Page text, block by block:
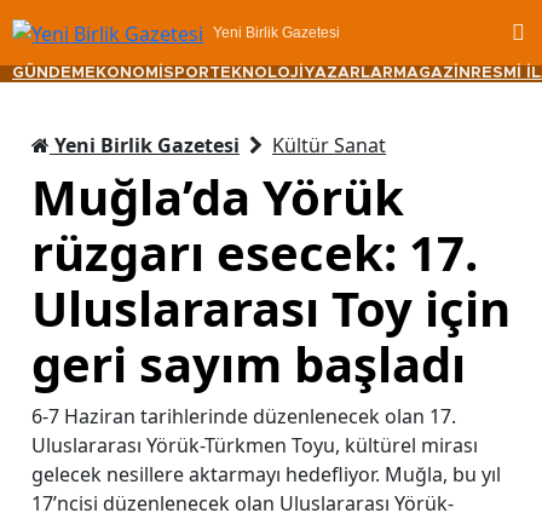
Yeni Birlik Gazetesi
GÜNDEM EKONOMİ SPORTEKNOLOJİ YAZARLAR MAGAZİN RESMİ
Yeni Birlik Gazetesi Kültür Sanat
Muğla’da Yörük
rüzgarı esecek: 17.
Uluslararası Toy için
geri sayım başladı
6-7 Haziran tarihlerinde düzenlenecek olan 17.
Uluslararası Yörük-Türkmen Toyu, kültürel mirası
gelecek nesillere aktarmayı hedefliyor. Muğla, bu yıl
17’ncisi düzenlenecek olan Uluslararası Yörük-